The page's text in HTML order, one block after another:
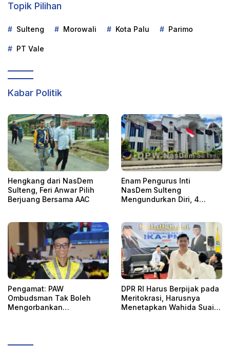
Topik Pilihan
Sulteng Morowali Kota Palu Parimo
PT Vale
Kabar Politik
Hengkang dari NasDem
Sulteng, Feri Anwar Pilih
Berjuang Bersama AAC
Enam Pengurus Inti
NasDem Sulteng
Mengundurkan Diri, 4
Pengamat: PAW
Ombudsman Tak Boleh
Mengorbankan
DPR RI Harus Berpijak pada
Meritokrasi, Harusnya
Menetapkan Wahida Suaib